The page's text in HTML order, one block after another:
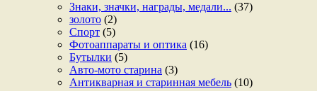
Знаки, значки, награды, медали... (37)
золото (2)
Спорт (5)
Фотоаппараты и оптика (16)
Бутылки (5)
Авто-мото старина (3)
Антикварная и старинная мебель (10)